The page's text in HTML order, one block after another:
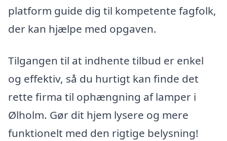
platform guide dig til kompetente fagfolk,
der kan hjælpe med opgaven.
Tilgangen til at indhente tilbud er enkel
og effektiv, så du hurtigt kan finde det
rette firma til ophængning af lamper i
Ølholm. Gør dit hjem lysere og mere
funktionelt med den rigtige belysning!